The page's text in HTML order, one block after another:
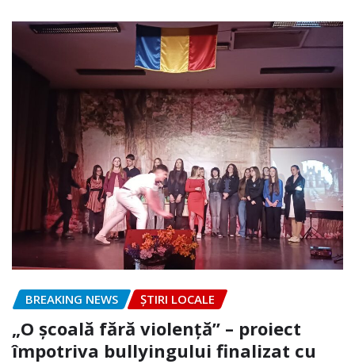
BREAKING NEWS ȘTIRI LOCALE
„O școală fără violență” – proiect
împotriva bullyingului finalizat cu